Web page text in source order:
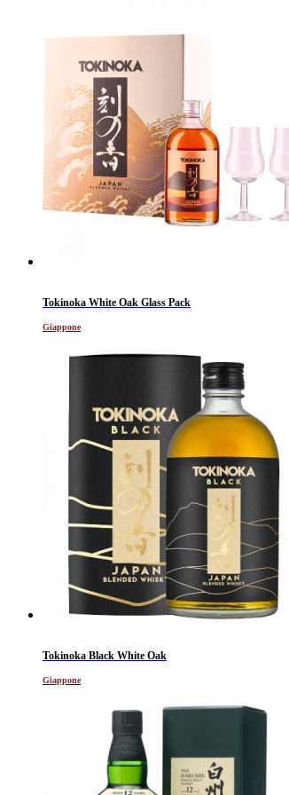
Tokinoka White Oak Glass Pack
Giappone
Tokinoka Black White Oak
Giappone